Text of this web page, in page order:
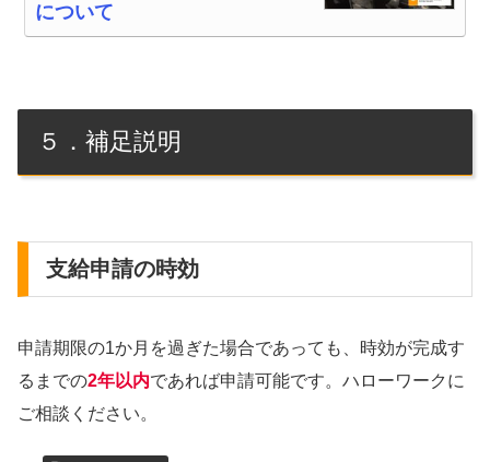
について
５．補足説明
支給申請の時効
申請期限の1か月を過ぎた場合であっても、時効が完成す
るまでの2年以内であれば申請可能です。ハローワークに
ご相談ください。